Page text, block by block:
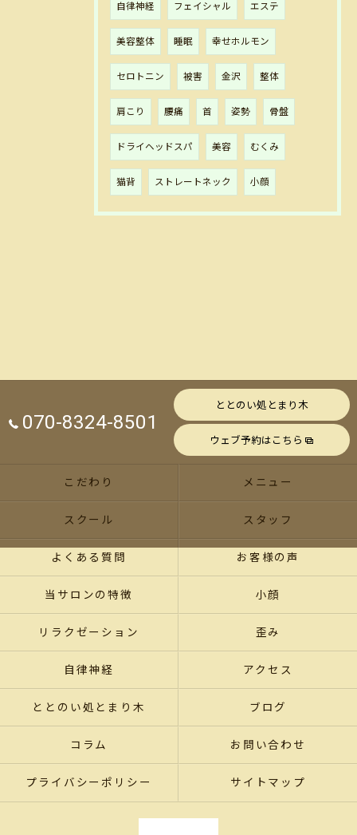
自律神経 フェイシャル エステ
美容整体 睡眠 幸せホルモン
セロトニン 被害 金沢 整体
肩こり 腰痛 首 姿勢 骨盤
ドライヘッドスパ 美容 むくみ
猫背 ストレートネック 小顔
070-8324-8501
ととのい処とまり木
ウェブ予約はこちら
こだわり メニュー
スクール スタッフ
よくある質問 お客様の声
当サロンの特徴 小顔
リラクゼーション 歪み
自律神経 アクセス
ととのい処とまり木 ブログ
コラム お問い合わせ
プライバシーポリシー サイトマップ